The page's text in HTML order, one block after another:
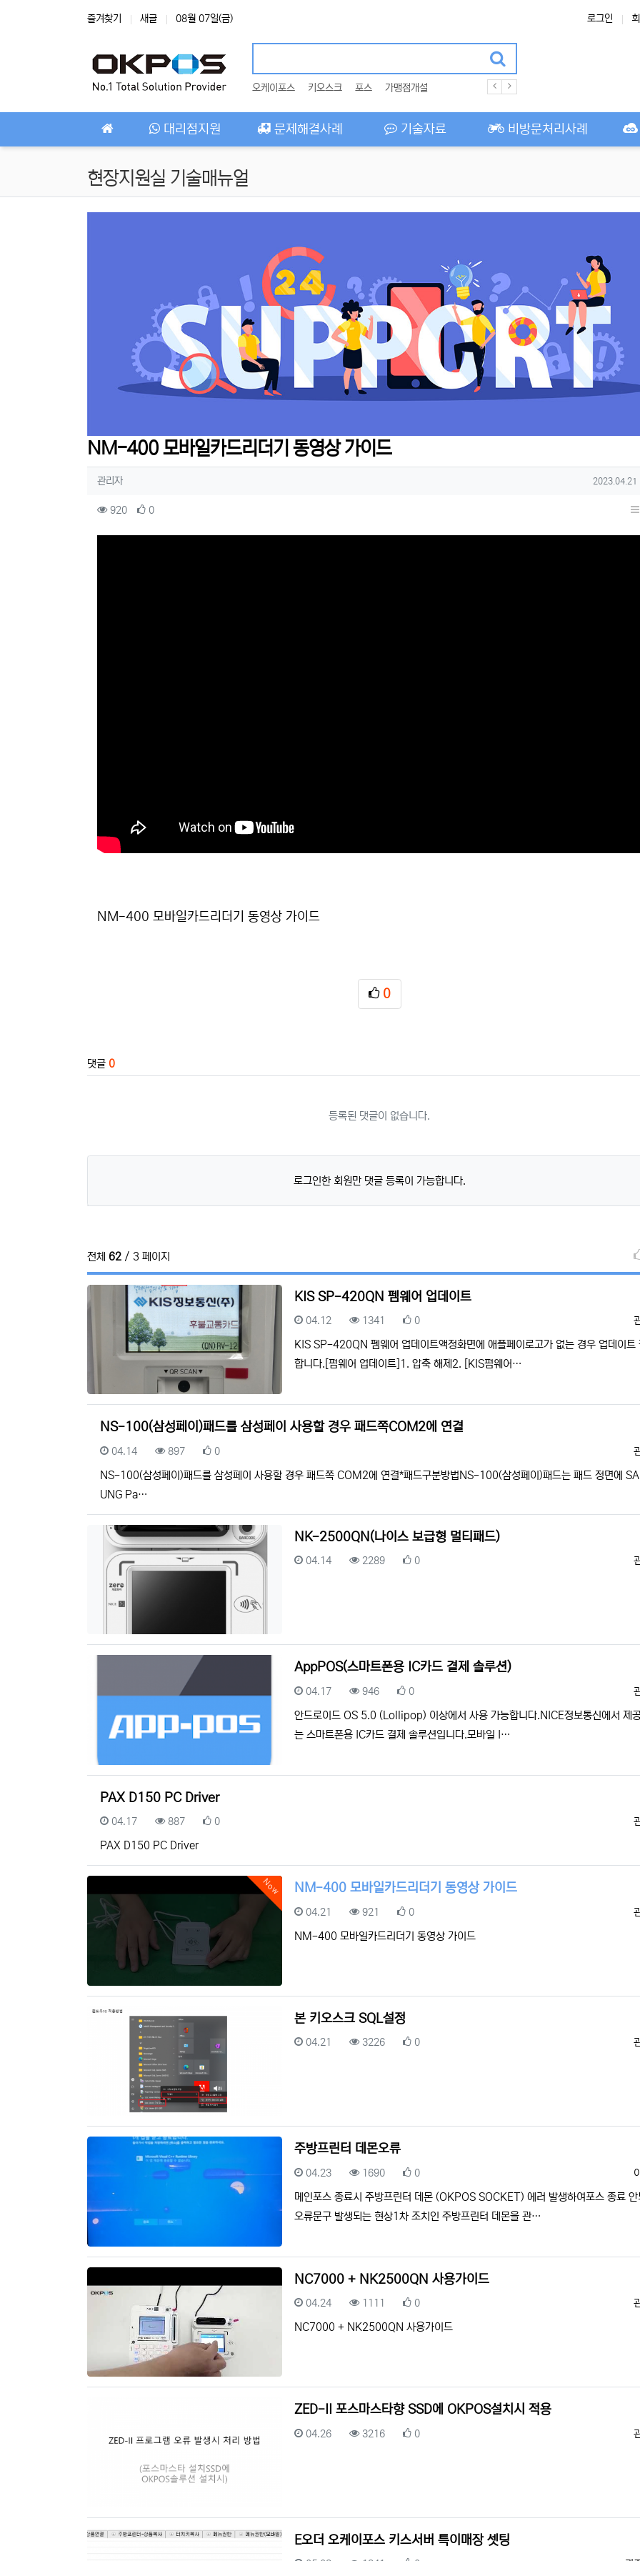
즐겨찾기 새글 08월 07일(금) 로그인
오케이포스 키오스크 포스 가맹점개설
대리점지원 문제해결사례 기술자료 비방문처리사례
현장지원실 기술매뉴얼
NM-400 모바일카드리더기 동영상 가이드
작성자 정보
관리자작성 작성일
2023.04.21
컨텐츠 정보
920조회 0추천
NM-400 모바일카드리더기 동영상 가이드
0
추천
댓글 0
등록된 댓글이 없습니다.
로그인한 회원만 댓글 등록이 가능합니다.
전체 62 / 3 페이지
KIS SP-420QN 펨웨어 업데이트
등록일
04.12 조회
1341 추천
0
KIS SP-420QN 펨웨어 업데이트액정화면에 애플페이로고가 없는 경우 업데이트
합니다.[펌웨어 업데이트]1. 압축 해제2. [KIS펌웨어…
NS-100(삼성페이)패드를 삼성페이 사용할 경우 패드쪽COM2에 연결
등록일
04.14 조회
897 추천
0
NS-100(삼성페이)패드를 삼성페이 사용할 경우 패드쪽 COM2에 연결*패드구분방법NS-100(삼성페이)패드는 패드 정면에
UNG Pa…
NK-2500QN(나이스 보급형 멀티패드)
등록일
04.14 조회
2289 추천
0
AppPOS(스마트폰용 IC카드 결제 솔루션)
등록일
04.17 조회
946 추천
0
안드로이드 OS 5.0 (Lollipop) 이상에서 사용 가능합니다.NICE정보통신에서 제
는 스마트폰용 IC카드 결제 솔루션입니다.모바일 I…
PAX D150 PC Driver
등록일
04.17 조회
887 추천
0
PAX D150 PC Driver
Now NM-400 모바일카드리더기 동영상 가이드
등록일
04.21 조회
921 추천
0
NM-400 모바일카드리더기 동영상 가이드
본 키오스크 SQL설정
등록일
04.21 조회
3226 추천
0
주방프린터 데몬오류
등록일
04.23 조회
1690 추천
0
메인포스 종료시 주방프린터 데몬 (OKPOS SOCKET) 에러 발생하여포스 종료 안
오류문구 발생되는 현상1차 조치인 주방프린터 데몬을 관…
NC7000 + NK2500QN 사용가이드
등록일
04.24 조회
1111 추천
0
NC7000 + NK2500QN 사용가이드
ZED-II 포스마스타향 SSD에 OKPOS설치시 적용
등록일
04.26 조회
3216 추천
0
E오더 오케이포스 키스서버 특이매장 셋팅